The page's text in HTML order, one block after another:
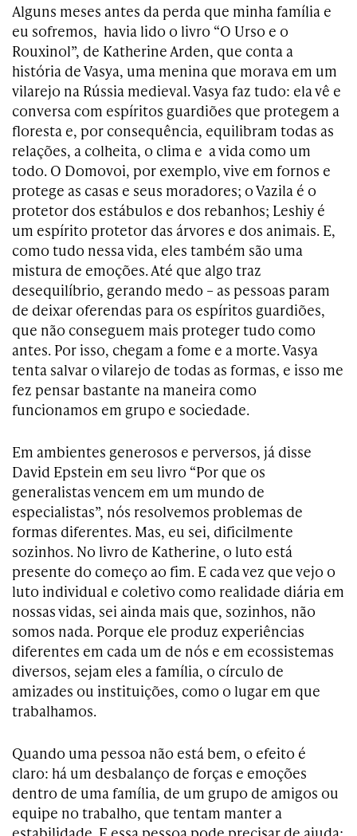
Alguns meses antes da perda que minha família e
eu sofremos, havia lido o livro “O Urso e o
Rouxinol”, de Katherine Arden, que conta a
história de Vasya, uma menina que morava em um
vilarejo na Rússia medieval. Vasya faz tudo: ela vê e
conversa com espíritos guardiões que protegem a
floresta e, por consequência, equilibram todas as
relações, a colheita, o clima e a vida como um
todo. O Domovoi, por exemplo, vive em fornos e
protege as casas e seus moradores; o Vazila é o
protetor dos estábulos e dos rebanhos; Leshiy é
um espírito protetor das árvores e dos animais. E,
como tudo nessa vida, eles também são uma
mistura de emoções. Até que algo traz
desequilíbrio, gerando medo – as pessoas param
de deixar oferendas para os espíritos guardiões,
que não conseguem mais proteger tudo como
antes. Por isso, chegam a fome e a morte. Vasya
tenta salvar o vilarejo de todas as formas, e isso me
fez pensar bastante na maneira como
funcionamos em grupo e sociedade.
Em ambientes generosos e perversos, já disse
David Epstein em seu livro “Por que os
generalistas vencem em um mundo de
especialistas”, nós resolvemos problemas de
formas diferentes. Mas, eu sei, dificilmente
sozinhos. No livro de Katherine, o luto está
presente do começo ao fim. E cada vez que vejo o
luto individual e coletivo como realidade diária em
nossas vidas, sei ainda mais que, sozinhos, não
somos nada. Porque ele produz experiências
diferentes em cada um de nós e em ecossistemas
diversos, sejam eles a família, o círculo de
amizades ou instituições, como o lugar em que
trabalhamos.
Quando uma pessoa não está bem, o efeito é
claro: há um desbalanço de forças e emoções
dentro de uma família, de um grupo de amigos ou
equipe no trabalho, que tentam manter a